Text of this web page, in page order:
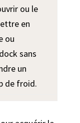
ou le
en
ou
sans
un
de froid.